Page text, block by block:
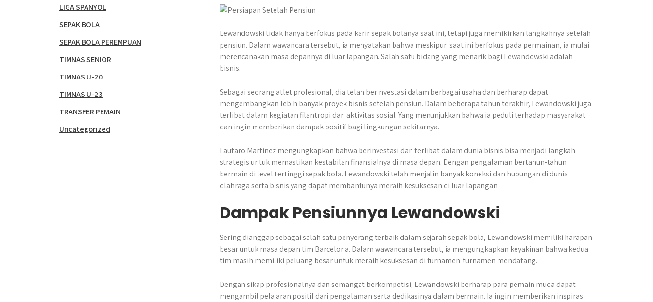
Lewandowski tidak hanya berfokus pada karir sepak bolanya saat ini, tetapi juga memikirkan langkahnya setelah
pensiun. Dalam wawancara tersebut, ia menyatakan bahwa meskipun saat ini berfokus pada permainan, ia mulai
merencanakan masa depannya di luar lapangan. Salah satu bidang yang menarik bagi Lewandowski adalah
bisnis.
Sebagai seorang atlet profesional, dia telah berinvestasi dalam berbagai usaha dan berharap dapat
mengembangkan lebih banyak proyek bisnis setelah pensiun. Dalam beberapa tahun terakhir, Lewandowski juga
terlibat dalam kegiatan filantropi dan aktivitas sosial. Yang menunjukkan bahwa ia peduli terhadap masyarakat
dan ingin memberikan dampak positif bagi lingkungan sekitarnya.
Lautaro Martinez mengungkapkan bahwa berinvestasi dan terlibat dalam dunia bisnis bisa menjadi langkah
strategis untuk memastikan kestabilan finansialnya di masa depan. Dengan pengalaman bertahun-tahun
bermain di level tertinggi sepak bola. Lewandowski telah menjalin banyak koneksi dan hubungan di dunia
olahraga serta bisnis yang dapat membantunya meraih kesuksesan di luar lapangan.
Dampak Pensiunnya Lewandowski
Sering dianggap sebagai salah satu penyerang terbaik dalam sejarah sepak bola, Lewandowski memiliki harapan
besar untuk masa depan tim Barcelona. Dalam wawancara tersebut, ia mengungkapkan keyakinan bahwa kedua
tim masih memiliki peluang besar untuk meraih kesuksesan di turnamen-turnamen mendatang.
Dengan sikap profesionalnya dan semangat berkompetisi, Lewandowski berharap para pemain muda dapat
mengambil pelajaran positif dari pengalaman serta dedikasinya dalam bermain. Ia ingin memberikan inspirasi
LIGA SPANYOL
SEPAK BOLA
SEPAK BOLA PEREMPUAN
TIMNAS SENIOR
TIMNAS U-20
TIMNAS U-23
TRANSFER PEMAIN
Uncategorized